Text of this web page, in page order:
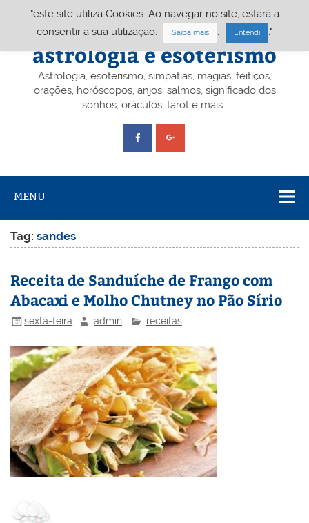
Portal A&E – Portal
astrologia e esoterismo
Astrologia, esoterismo, simpatias, magias, feitiços,
orações, horóscopos, anjos, salmos, significado dos
sonhos, oráculos, tarot e mais…
MENU
Tag:sandes
Receita de Sanduíche de Frango com
Abacaxi e Molho Chutney no Pão Sírio
sexta-feira admin receitas
"este site utiliza Cookies. Ao navegar no site, estará a
consentir a sua utilização.
Saiba mais Entendi ."